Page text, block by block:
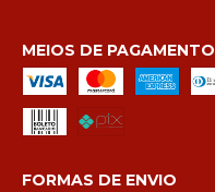
MEIOS DE PAGAMENTO
FORMAS DE ENVIO